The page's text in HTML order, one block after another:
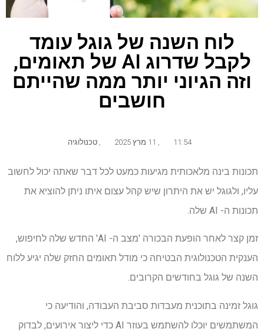
לוח השנה של גוגל עומד
לקבל שדרוג AI של תאומים,
וזה הגיוני יותר ממה שהייתם
חושבים
11:54 טכנולוגיה
תכונות בינה מלאכותית מגיעות כמעט לכל דבר שאתה יכול לחשוב
עליו, ולגוגל יש את היתרון שיש קהל עצום איתו ניתן להוציא את
תכונות ה- AI שלה.
זמן קצר לאחר הופעת הבכורה 'מצב ה- AI' החדש שלה לחיפוש,
הענקית הטכנולוגית הבטיחה כי מודל תאומים החזק שלה יגיע ללוח
השנה של גוגל בחודשים הקרובים.
גוגל זמינה בתוכנית מעבדות סביבת העבודה, והודיעה כי
המשתמשים יוכלו להשתמש בעוזר AI כדי ליצור אירועים, לבדוק